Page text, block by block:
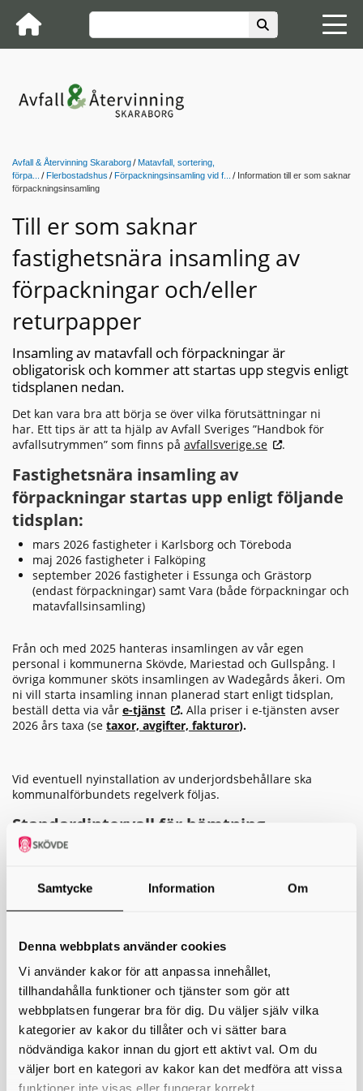
Samtycke Information Om
Denna webbplats använder cookies
Vi använder kakor för att anpassa innehållet,
tillhandahålla funktioner och tjänster som gör att
webbplatsen fungerar bra för dig. Du väljer själv vilka
kategorier av kakor du tillåter och vi sätter bara
nödvändiga kakor innan du gjort ett aktivt val. Om du
väljer bort en kategori av kakor kan det medföra att vissa
funktioner inte visas eller fungerar korrekt.
Avfall & Återvinning Skaraborg
Matavfall, sortering,
förpa...
Flerbostadshus Förpackningsinsamling vid f...
Information till er som saknar
förpackningsinsamling
Till er som saknar
fastighetsnära insamling av
förpackningar och/eller
returpapper
Insamling av matavfall och förpackningar är
obligatorisk och kommer att startas upp stegvis enligt
tidsplanen nedan.
Det kan vara bra att börja se över vilka förutsättningar ni
har. Ett tips är att ta hjälp av Avfall Sveriges ”Handbok för
avfallsutrymmen” som finns på avfallsverige.se .
Fastighetsnära insamling av
förpackningar startas upp enligt följande
tidsplan:
mars 2026 fastigheter i Karlsborg och Töreboda
maj 2026 fastigheter i Falköping
september 2026 fastigheter i Essunga och Grästorp
(endast förpackningar) samt Vara (både förpackningar och
matavfallsinsamling)
Från och med 2025 hanteras insamlingen av vår egen
personal i kommunerna Skövde, Mariestad och Gullspång. I
övriga kommuner sköts insamlingen av Wadegårds åkeri. Om
ni vill starta insamling innan planerad start enligt tidsplan,
beställ detta via vår e-tjänst . Alla priser i e-tjänsten avser
2026 års taxa (se taxor, avgifter, fakturor).
Vid eventuell nyinstallation av underjordsbehållare ska
kommunalförbundets regelverk följas.
Standardintervall för hämtning
Hämtning från
Förpackningar
av plast
Kärl av storlek:
liter, 370 liter
Varannan vecka
Förpackningar
140 liter, 190 liter, 240
liter, 370 liter, 660 liter vecka
Förpackningar
av metall
Kärl av storlek:
140 liter, 190 liter, 240
liter, 370 liter
Var 4:e vecka
Förpackningar
av ofärgat glas
Kärl av storlek: 140
liter
Var 4:e vecka
Förpackningar
av färgat glas
Kärl av storlek: 140
liter
Var 4:e vecka